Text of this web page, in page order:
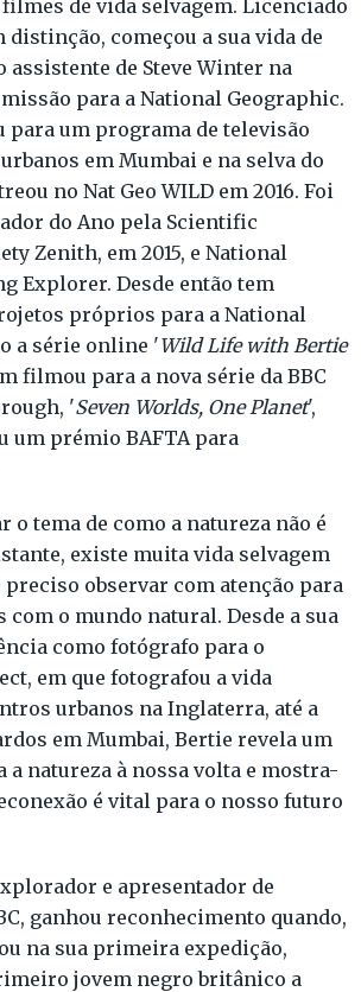
de vida selvagem. Licenciado
distinção, começou a sua vida de
de Steve Winter na
para a National Geographic.
para um programa de televisão
em Mumbai e na selva do
no Nat Geo WILD em 2016. Foi
do Ano pela Scientific
Zenith, em 2015, e National
Explorer. Desde então tem
próprios para a National
a série online 'Wild Life with Bertie
filmou para a nova série da BBC
'Seven Worlds, One Planet',
um prémio BAFTA para
o tema de como a natureza não é
existe muita vida selvagem
preciso observar com atenção para
com o mundo natural. Desde a sua
como fotógrafo para o
em que fotografou a vida
urbanos na Inglaterra, até a
em Mumbai, Bertie revela um
a natureza à nossa volta e mostra-
é vital para o nosso futuro
e apresentador de
ganhou reconhecimento quando,
na sua primeira expedição,
jovem negro britânico a